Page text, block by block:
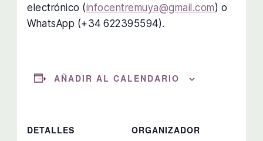
electrónico (infocentremuya@gmail.com) o
WhatsApp (+34 622395594).
AÑADIR AL CALENDARIO
DETALLES
ORGANIZADOR